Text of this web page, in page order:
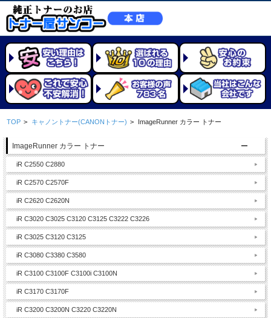
TOP > キャノントナー(CANONトナー) > ImageRunner カラー トナー
ImageRunner カラー トナー
iR C2550 C2880
iR C2570 C2570F
iR C2620 C2620N
iR C3020 C3025 C3120 C3125 C3222 C3226
iR C3025 C3120 C3125
iR C3080 C3380 C3580
iR C3100 C3100F C3100i C3100N
iR C3170 C3170F
iR C3200 C3200N C3220 C3220N